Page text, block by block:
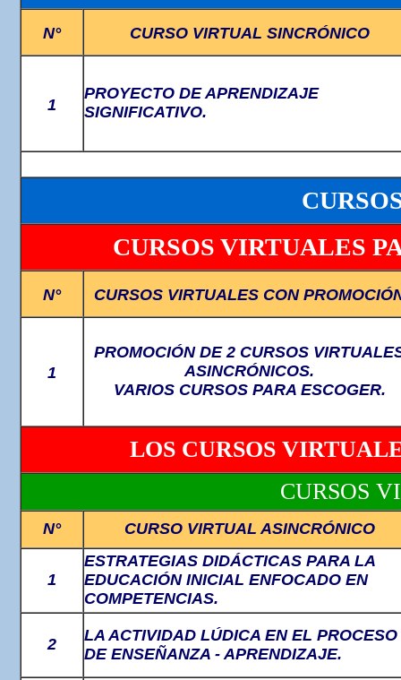
N° CURSO VIRTUAL SINCRÓNICO
1
PROYECTO DE APRENDIZAJE
SIGNIFICATIVO.
CURSOS VIRTUALES
N° CURSOS VIRTUALES CON
1
PROMOCIÓN DE 2 CURSOS
ASINCRÓNICOS.
VARIOS CURSOS PARA ESCOGER.
LOS CURSOS
CURSOS
N° CURSO VIRTUAL ASINCRÓNICO
1
ESTRATEGIAS DIDÁCTICAS PARA LA
EDUCACIÓN INICIAL ENFOCADO EN
COMPETENCIAS.
2
LA ACTIVIDAD LÚDICA EN EL PROCESO
DE ENSEÑANZA - APRENDIZAJE.